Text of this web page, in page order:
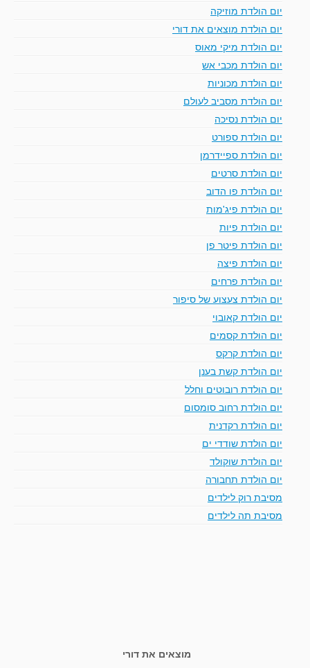
יום הולדת מוזיקה
יום הולדת מוצאים את דורי
יום הולדת מיקי מאוס
יום הולדת מכבי אש
יום הולדת מכוניות
יום הולדת מסביב לעולם
יום הולדת נסיכה
יום הולדת ספורט
יום הולדת ספיידרמן
יום הולדת סרטים
יום הולדת פו הדוב
יום הולדת פיג'מות
יום הולדת פיות
יום הולדת פיטר פן
יום הולדת פיצה
יום הולדת פרחים
יום הולדת צעצוע של סיפור
יום הולדת קאובוי
יום הולדת קסמים
יום הולדת קרקס
יום הולדת קשת בענן
יום הולדת רובוטים וחלל
יום הולדת רחוב סומסום
יום הולדת רקדנית
יום הולדת שודדי ים
יום הולדת שוקולד
יום הולדת תחבורה
מסיבת רוק לילדים
מסיבת תה לילדים
מוצאים את דורי